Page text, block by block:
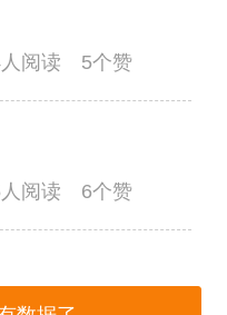
人阅读 5个赞
人阅读 6个赞